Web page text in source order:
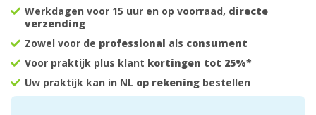
Werkdagen voor 15 uur en op voorraad, directe
verzending
Zowel voor de professional als consument
Voor praktijk plus klant kortingen tot 25%*
Uw praktijk kan in NL op rekening bestellen